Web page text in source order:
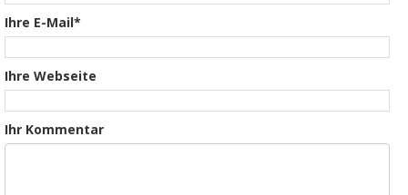
Ihre E-Mail*
Ihre Webseite
Ihr Kommentar